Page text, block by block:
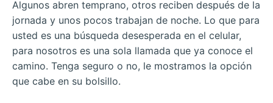
Algunos abren temprano, otros reciben después de la
jornada y unos pocos trabajan de noche. Lo que para
usted es una búsqueda desesperada en el celular,
para nosotros es una sola llamada que ya conoce el
camino. Tenga seguro o no, le mostramos la opción
que cabe en su bolsillo.